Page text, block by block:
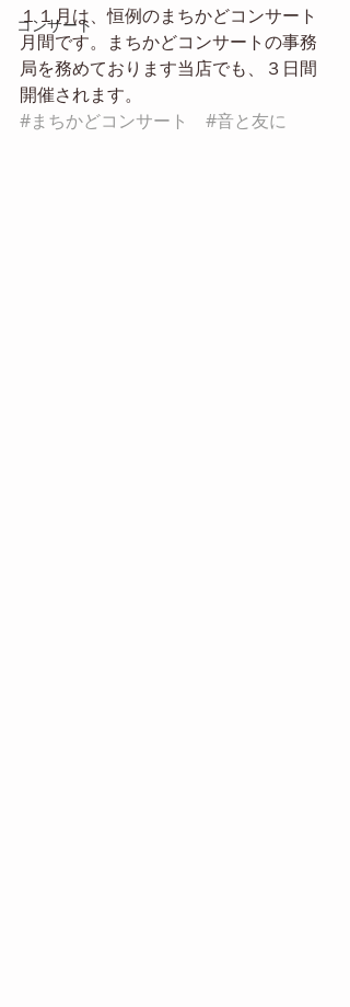
コンサート
１１月は、恒例のまちかどコンサート
月間です。まちかどコンサートの事務
局を務めております当店でも、３日間
開催されます。
#まちかどコンサート
#音と友に